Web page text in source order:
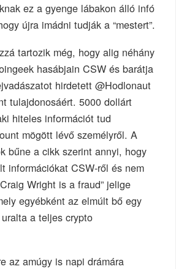
ez a gyenge lábakon álló infó
újra imádni tudják a “mestert”.
tartozik még, hogy alig néhány
hasábjain CSW és barátja
hirdetett @Hodlonaut
tulajdonosáért. 5000 dollárt
hiteles információt tud
mögött lévő személyről. A
bűne a cikk szerint annyi, hogy
információkat CSW-ről és nem
Wright is a fraud” jelige
egyébként az elmúlt bő egy
a teljes crypto
az amúgy is napi drámára